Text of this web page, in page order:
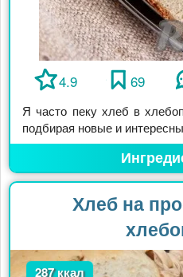
4.9 69
Я часто пеку хлеб в
подбирая новые и
Хлеб на
287 ккал